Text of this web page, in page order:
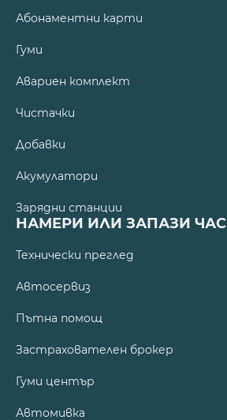
Абонаментни карти
Гуми
Авариен комплект
Чистачки
Добавки
Акумулатори
Зарядни станции
НАМЕРИ ИЛИ ЗАПАЗИ ЧАС
Технически преглед
Автосервиз
Пътна помощ
Застрахователен брокер
Гуми център
Автомивка